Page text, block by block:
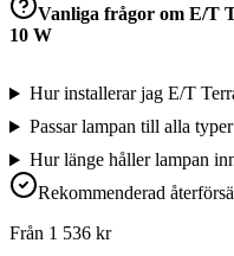
Vanliga frågor om E/T
10 W
Hur installerar jag E/T
Passar lampan till alla
Hur länge håller lampan
Rekommenderad
Från 1 536 kr